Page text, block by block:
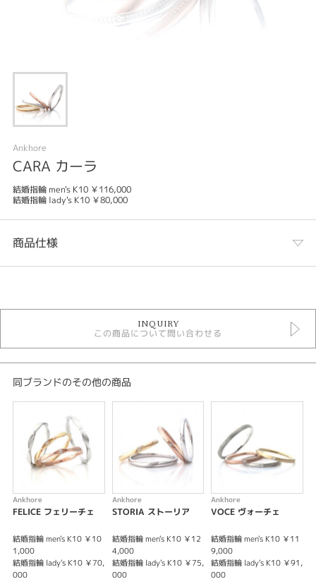
Ankhore
CARA カーラ
結婚指輪 men's K10 ￥116,000
結婚指輪 lady's K10 ￥80,000
商品仕様
結婚指輪
結婚指輪 ストレート
結婚指輪 ミルグレイン
結婚指輪 一石
アンクオーレ
アンクオーレ ＞ 結婚指輪
デザイン
結婚指輪 アンティーク
性別
レディース
メンズ
紹介文
INQUIRY
この商品について問い合わせる
同ブランドのその他の商品
Ankhore
FELICE フェリーチェ
結婚指輪 men's K10 ￥10
1,000
結婚指輪 lady's K10 ￥70,
000
Ankhore
STORIA ストーリア
結婚指輪 men's K10 ￥12
4,000
結婚指輪 lady's K10 ￥75,
000
Ankhore
VOCE ヴォーチェ
結婚指輪 men's K10 ￥11
9,000
結婚指輪 lady's K10 ￥91,
000